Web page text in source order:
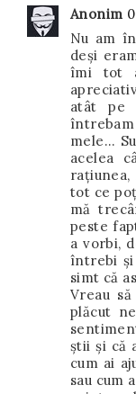
Anonim
Nu am
deşi
îmi tot
atât pe
mele...
acelea
tot ce
mă
peste
a vorbi,
întrebi şi
simt că
Vreau
plăcut
ştii şi că
cum ai
sau cum